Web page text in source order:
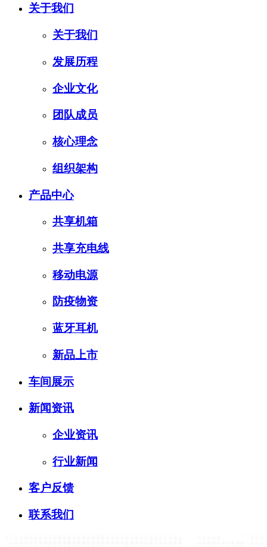
关于我们
关于我们
发展历程
企业文化
团队成员
核心理念
组织架构
产品中心
共享机箱
共享充电线
移动电源
防疫物资
蓝牙耳机
新品上市
车间展示
新闻资讯
企业资讯
行业新闻
客户反馈
联系我们